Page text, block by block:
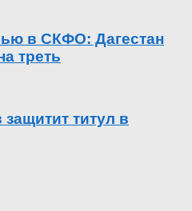
в СКФО: Дагестан
треть
титул в